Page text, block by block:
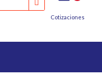
Cotizaciones